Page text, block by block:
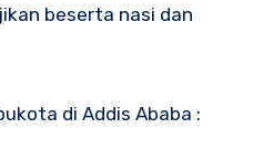
beserta nasi dan
di Addis Ababa :